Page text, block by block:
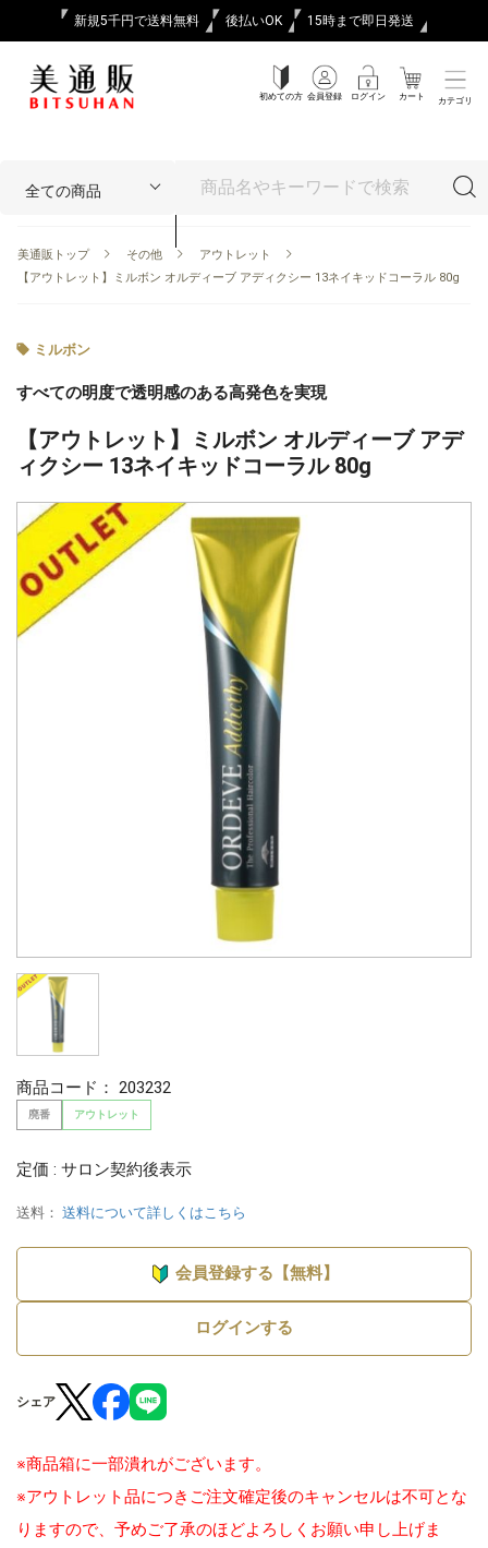
新規5千円で送料無料 後払いOK 15時まで即日発送
初めての方 会員登録 ログイン カート カテゴリ
美通販トップ その他
アウトレット
【アウトレット】ミルボン オルディーブ アディクシー 13ネイキッドコーラル 80g
ミルボン
すべての明度で透明感のある高発色を実現
【アウトレット】ミルボン オルディーブ アデ
ィクシー 13ネイキッドコーラル 80g
商品コード： 203232
廃番 アウトレット
定価 : サロン契約後表示
送料： 送料について詳しくはこちら
会員登録する【無料】
ログインする
シェア
※商品箱に一部潰れがございます。
※アウトレット品につきご注文確定後のキャンセルは不可とな
りますので、予めご了承のほどよろしくお願い申し上げま